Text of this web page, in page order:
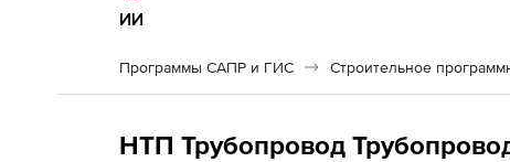
ИИ
Программы САПР и ГИС Строительное
НТП Трубопровод